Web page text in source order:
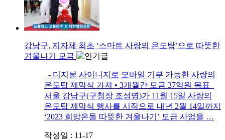
강남구, 지자체 최초 ‘스마트 사랑의 온도탑’으로 따뜻한
겨울나기 모금
- 디지털 사이니지로 모바일 기부 가능한 사랑의
온도탑 제막식 가져 • 3개월간 모금 37억원 목표
서울 강남구(구청장 조성명)가 11월 15일 사랑의
온도탑 제막식 행사를 시작으로 내년 2월 14일까지
‘2023 희망온돌 따뜻한 겨울나기’ 모금 사업을 …
작성일 : 11-17